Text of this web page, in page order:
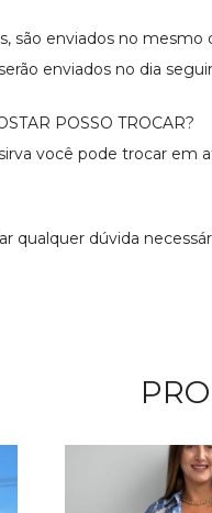
são enviados no mesmo
enviados no dia
POSSO TROCAR?
você pode trocar em
qualquer dúvida